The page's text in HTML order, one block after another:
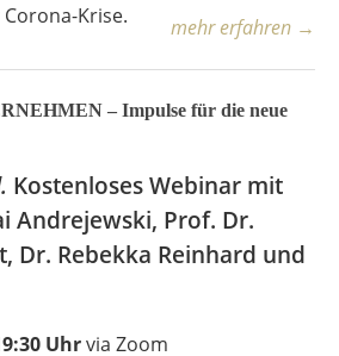
Krise.
mehr erfahren →
– Impulse für die neue
Kostenloses Webinar mit
Andrejewski, Prof. Dr.
Dr. Rebekka Reinhard und
Uhrvia Zoom